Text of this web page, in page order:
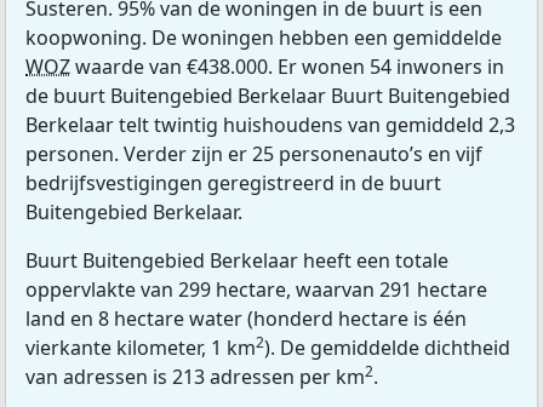
Susteren. 95% van de woningen in de buurt is een
koopwoning. De woningen hebben een gemiddelde
WOZwaarde van €438.000. Er wonen 54 inwoners in
de buurt Buitengebied Berkelaar Buurt Buitengebied
Berkelaar telt twintig huishoudens van gemiddeld 2,3
personen. Verder zijn er 25 personenauto’s en vijf
bedrijfsvestigingen geregistreerd in de buurt
Buitengebied Berkelaar.
Buurt Buitengebied Berkelaar heeft een totale
oppervlakte van 299 hectare, waarvan 291 hectare
land en 8 hectare water (honderd hectare is één
vierkante kilometer, 1 km2). De gemiddelde dichtheid
van adressen is 213 adressen per km2.